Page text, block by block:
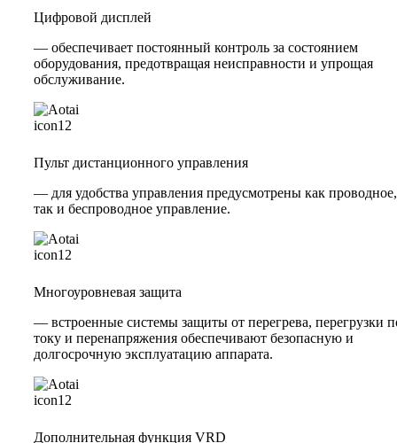
Цифровой дисплей
— обеспечивает постоянный контроль за состоянием
оборудования, предотвращая неисправности и упрощая
обслуживание.
Пульт дистанционного управления
— для удобства управления предусмотрены как проводное,
так и беспроводное управление.
Многоуровневая защита
— встроенные системы защиты от перегрева, перегрузки
току и перенапряжения обеспечивают безопасную и
долгосрочную эксплуатацию аппарата.
Дополнительная функция VRD